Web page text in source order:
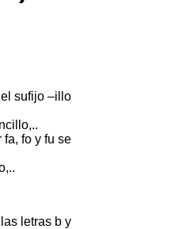
sufijo –illo
fa, fo y fu se
letras b y